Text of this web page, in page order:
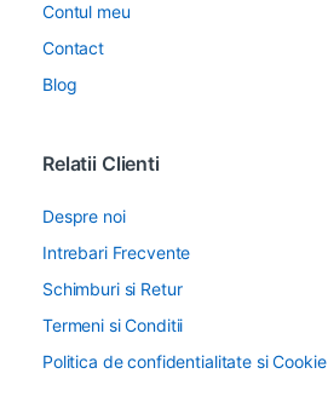
Contul meu
Contact
Blog
Relatii Clienti
Despre noi
Intrebari Frecvente
Schimburi si Retur
Termeni si Conditii
Politica de confidentialitate si Cookie